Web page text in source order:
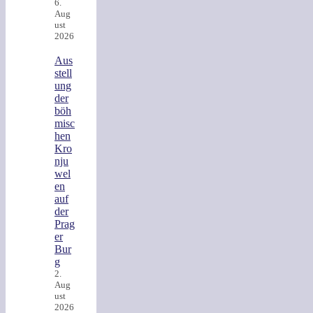
6.
Aug
ust
2026
Aus
stell
ung
der
böh
misc
hen
Kro
nju
wel
en
auf
der
Prag
er
Bur
g
2.
Aug
ust
2026